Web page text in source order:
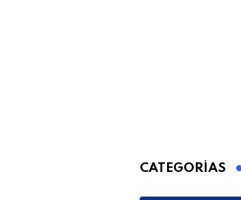
CATEGORÍAS